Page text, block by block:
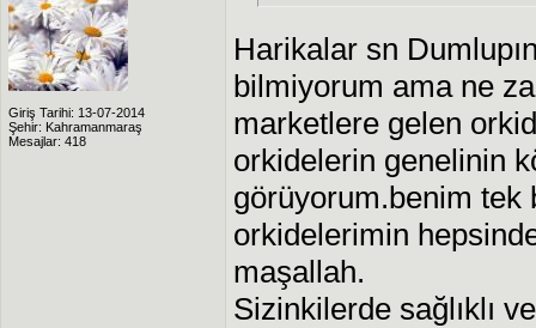
Giriş Tarihi: 13-07-2014
Şehir: Kahramanmaraş
Mesajlar: 418
Harikalar sn
bilmiyorum ama ne
marketlere gelen
orkidelerin genelinin
görüyorum.benim tek
orkidelerimin
maşallah.
Sizinkilerde sağlıklı